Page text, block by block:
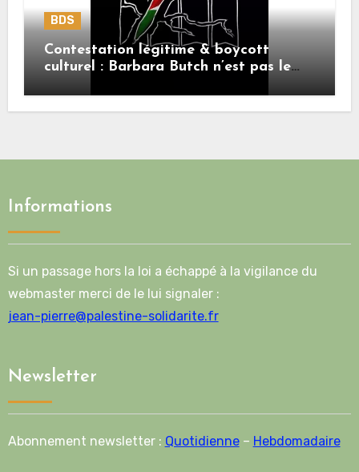
BDS
Contestation légitime & boycott
culturel : Barbara Butch n’est pas le
Informations
Si un passage hors la loi a échappé à la vigilance du
webmaster merci de le lui signaler :
jean-pierre@palestine-solidarite.fr
Newsletter
Abonnement newsletter : Quotidienne– Hebdomadaire